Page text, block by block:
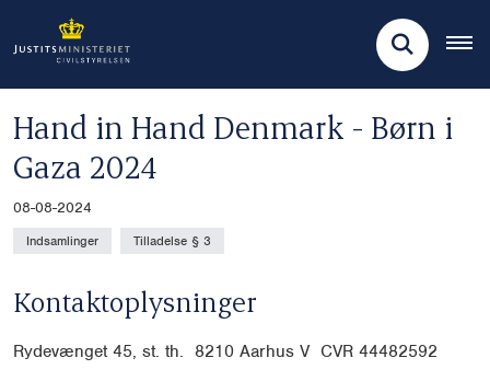
Hand in Hand Denmark - Børn i
Gaza 2024
08-08-2024
Indsamlinger Tilladelse § 3
Kontaktoplysninger
Rydevænget 45, st. th. 8210 Aarhus V CVR 44482592